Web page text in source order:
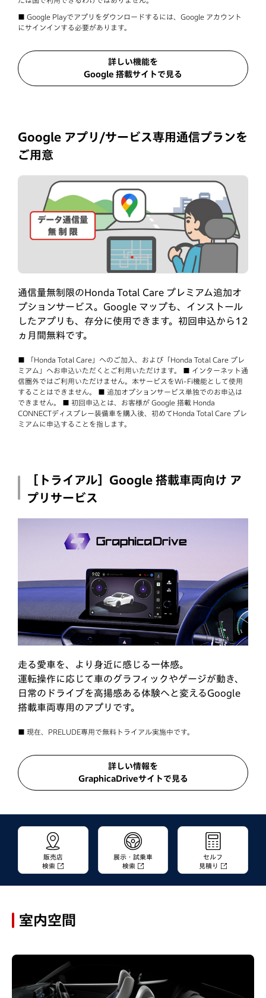
■ Google Playでアプリをダウンロードするには、Google アカウント
にサインインする必要があります。
詳しい機能を
Google 搭載サイトで見る
Google アプリ/サービス専用通信プランを
ご用意
通信量無制限のHonda Total Care プレミアム追加オ
プションサービス。Google マップも、インストール
したアプリも、存分に使用できます。初回申込から12
ヵ月間無料です。
■ 「Honda Total Care」へのご加入、および「Honda Total Care プレ
ミアム」へお申込いただくとご利用いただけます。 ■ インターネット通
信圏外ではご利用いただけません。本サービスをWi-Fi機能として使用
することはできません。 ■ 追加オプションサービス単独でのお申込は
できません。 ■ 初回申込とは、お客様が Google 搭載 Honda
CONNECTディスプレー装備車を購入後、初めてHonda Total Care プレ
ミアムに申込することを指します。
［トライアル］Google 搭載車両向け ア
プリサービス
走る愛車を、より身近に感じる一体感。
運転操作に応じて車のグラフィックやゲージが動き、
日常のドライブを高揚感ある体験へと変えるGoogle
搭載車両専用のアプリです。
■ 現在、PRELUDE専用で無料トライアル実施中です。
詳しい情報を
GraphicaDriveサイトで見る
販売店
検索
展示・試乗車
検索
セルフ
見積り
室内空間